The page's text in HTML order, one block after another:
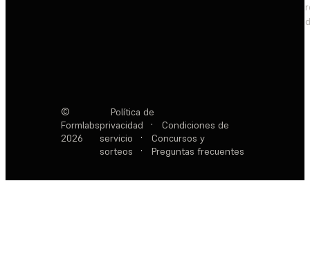
©
Formlabs
2026
Política de
privacidad
·
Condiciones de
servicio
·
Concursos y
sorteos
· Preguntas frecuentes